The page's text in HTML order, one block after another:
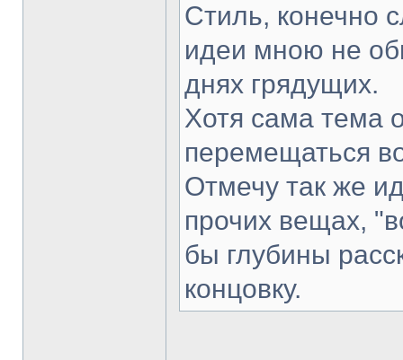
Стиль, конечно
идеи мною не
днях грядущих.
Хотя сама тема
перемещаться
Отмечу так же
прочих вещах,
бы глубины
концовку.